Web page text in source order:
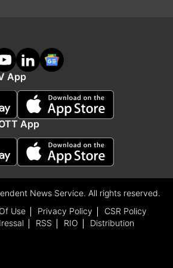
गिरावट आई। सन फार्मा, टाटा
एक्सिस बैंक, टाटा मोटर्स, लार्सन
बैंक भी सेंसेक्स के लाभ में
सीमेंट, नेस्ले और हिंदुस्तान
Advertisement
App
App
News Service. All rights reserved.
Use Privacy Policy
CSR Policy
RSS RIO Distribution